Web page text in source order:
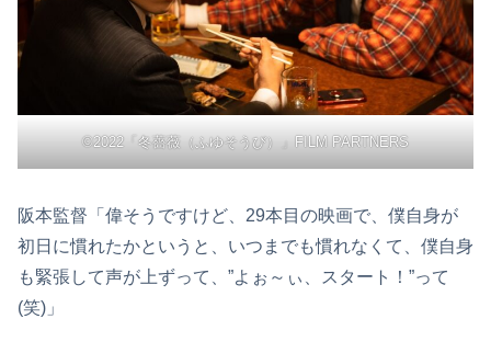
©2022「冬薔薇（ふゆそうび）」FILM PARTNERS
阪本監督「偉そうですけど、29本目の映画で、僕自身が
初日に慣れたかというと、いつまでも慣れなくて、僕自身
も緊張して声が上ずって、”よぉ～ぃ、スタート！”って
(笑)」